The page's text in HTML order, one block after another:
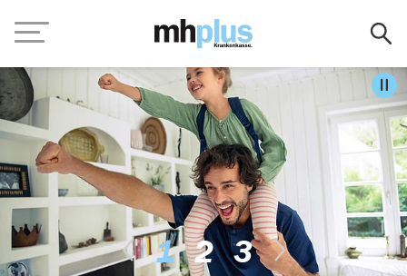
Navigation
Vorheriger Slide
1 2 3
Nächster Slide